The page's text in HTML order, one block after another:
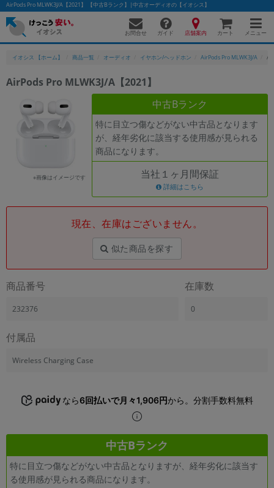
AirPods Pro MLWK3J/A【2021】 【中古Bランク】|中古オーディオの【イオシス】
お問合せ ガイド 店舗案内 カート メニュー
イオシス 【ホーム】 商品一覧 オーディオ イヤホン/ヘッドホン AirPods Pro MLWK3J/A
AirPods Pro MLWK3J/A【2021】
※画像はイメージです
中古Bランク
特に目立つ傷などがない中古品となります
が、経年劣化に該当する使用感が見られる
商品になります。
当社１ヶ月間保証
詳細はこちら
現在、在庫はございません。
似た商品を探す
商品番号
232376
在庫数
0
付属品
Wireless Charging Case
なら6回払いで月々1,906円から。分割手数料無料
中古Bランク
特に目立つ傷などがない中古品となりますが、経年劣化に該当す
る使用感が見られる商品になります。
かんたんパソコン検索に切り替える
フリーワード
除外ワード
カテゴリー
商品ジャンルの絞り込み
「スマートフォン」「タブレット」など
製造、販売メーカーの絞り込み
機能・特徴
商品の搭載機能による絞り込み
「5G対応」「防水」「ワンセグ」など
ドライブの絞り込み
CPU
CPUの絞り込み